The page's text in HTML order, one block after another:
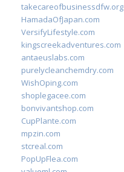
takecareofbusinessdfw.org
HamadaOfJapan.com
VersifyLifestyle.com
kingscreekadventures.com
antaeuslabs.com
purelycleanchemdry.com
WishOping.com
shoplegacee.com
bonvivantshop.com
CupPlante.com
mpzin.com
stcreal.com
PopUpFlea.com